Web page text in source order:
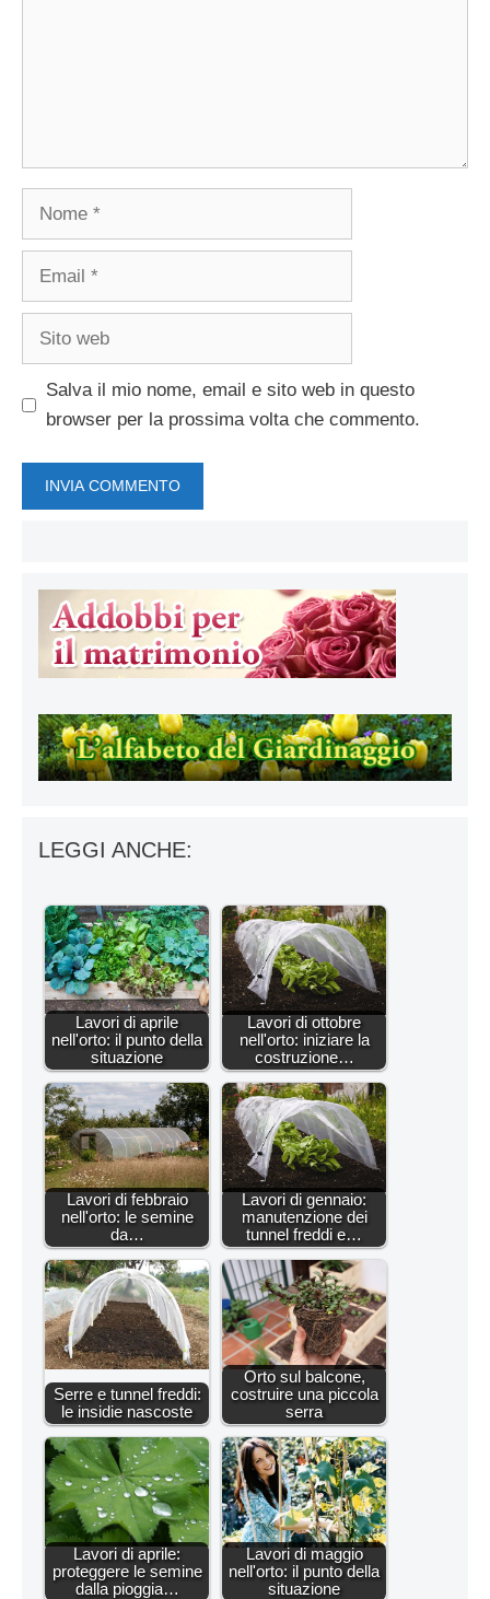
Nome
Email
Sito
Salva il mio nome, email e sito web in questo
browser per la prossima volta che commento.
LEGGI ANCHE:
Lavori di aprile
nell'orto: il punto della
situazione
Lavori di ottobre
nell'orto: iniziare la
costruzione…
Lavori di febbraio
nell'orto: le semine
da…
Lavori di gennaio:
manutenzione dei
tunnel freddi e…
Serre e tunnel freddi:
le insidie nascoste
Orto sul balcone,
costruire una piccola
serra
Lavori di aprile:
proteggere le semine
dalla pioggia…
Lavori di maggio
nell'orto: il punto della
situazione